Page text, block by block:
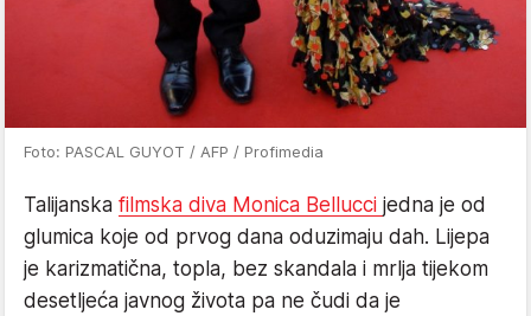
Foto: PASCAL GUYOT / AFP / Profimedia
Talijanska filmska diva Monica Bellucci jedna je od
glumica koje od prvog dana oduzimaju dah. Lijepa
je karizmatična, topla, bez skandala i mrlja tijekom
desetljeća javnog života pa ne čudi da je